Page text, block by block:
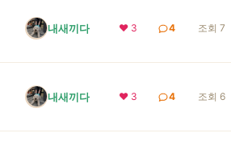
내새끼다 ❤ 3 4 조회 7
내새끼다 ❤ 3 4 조회 6